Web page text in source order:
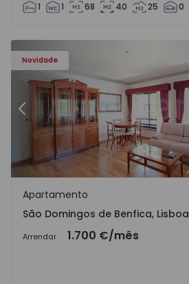
1 1 68 40 25 0
Novidade
Anterior
São Domingos de Benfica, Lisboa
Apartamento
São Domingos de Benfica, Lisboa
Arrendar 1.700 €/mês